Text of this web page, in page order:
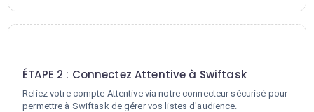
ÉTAPE 2 : Connectez Attentive à Swiftask
Reliez votre compte Attentive via notre connecteur sécurisé pour
permettre à Swiftask de gérer vos listes d'audience.